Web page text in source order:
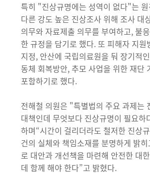
특히 "진상규명에는 성역이 없다"는
다른 강도 높은 진상조사 위해 조사 대
의무와 자료제출 의무를 부여하고, 불
한 규정을 담기로 했다. 또 피해자 지
지정, 안산에 국립의료원을 둬 장기적
동체 회복방안, 추모 사업을 위한 재단
포함하기로 했다.
전해철 의원은 "특별법의 주요 과제는
대책인데 무엇보다 진상규명이 필요하
하며“시간이 걸리더라도 철저한 진상
건의 실체와 책임소재를 분명하게 밝
로 대안과 개선책을 마련해 안전한 대
데 함께 해야 한다”고 밝혔다.